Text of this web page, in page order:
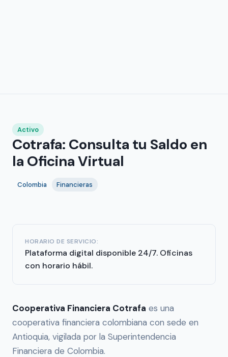
Activo
Cotrafa: Consulta tu Saldo en
la Oficina Virtual
Colombia Financieras
HORARIO DE SERVICIO:
Plataforma digital disponible 24/7. Oficinas
con horario hábil.
Cooperativa Financiera Cotrafa es una
cooperativa financiera colombiana con sede en
Antioquia, vigilada por la Superintendencia
Financiera de Colombia.